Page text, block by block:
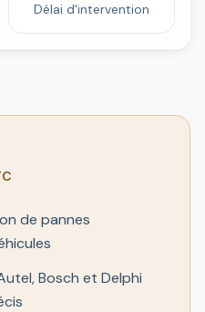
Délai d'intervention
de pannes
Bosch et Delphi